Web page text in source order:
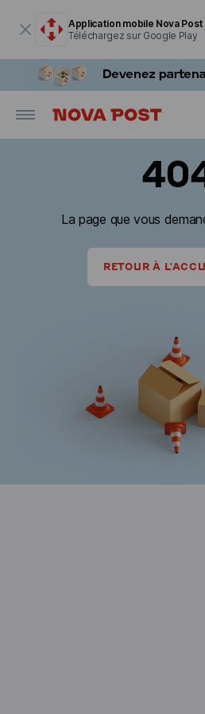
Application mobile Nova Post
Téléchargez sur Google Play
La page que vous
RETOUR À